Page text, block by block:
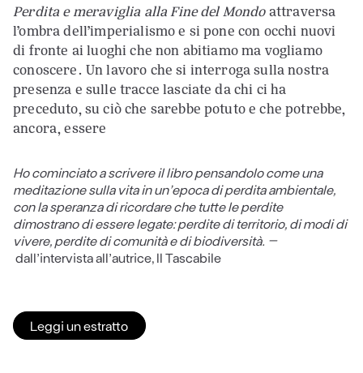
Perdita e meraviglia alla Fine del Mondoattraversa
l’ombra dell’imperialismo e si pone con occhi nuovi
di fronte ai luoghi che non abitiamo ma vogliamo
conoscere. Un lavoro che si interroga sulla nostra
presenza e sulle tracce lasciate da chi ci ha
preceduto, su ciò che sarebbe potuto e che potrebbe,
ancora, essere
Ho cominciato a scrivere il libro pensandolo come una
meditazione sulla vita in un’epoca di perdita ambientale,
con la speranza di ricordare che tutte le perdite
dimostrano di essere legate: perdite di territorio, di modi di
vivere, perdite di comunità e di biodiversità. –
dall’intervista all’autrice, Il Tascabile
Leggi un estratto